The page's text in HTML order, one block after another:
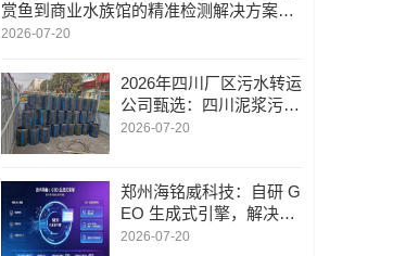
赏鱼到商业水族馆的精准检测解决方案
——河南中环高科检测技术服务有限公司
2026-07-20
2026年四川厂区污水转运
公司甄选：四川泥浆污水
转运/四川管道污水转运/
2026-07-20
郑州海铭威科技：自研 G
EO 生成式引擎，解决企
业搜索优化痛点
2026-07-20